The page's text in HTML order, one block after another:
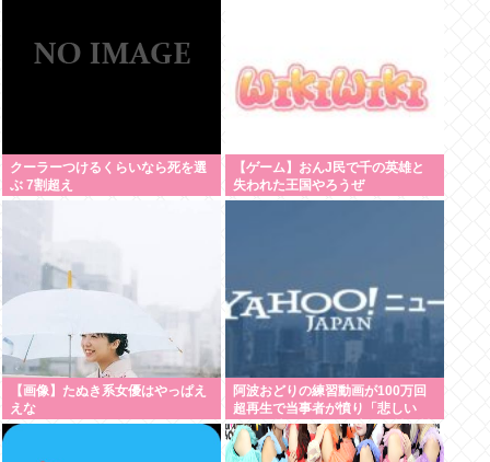
クーラーつけるくらいなら死を選
ぶ 7割超え
【ゲーム】おんJ民で千の英雄と
失われた王国やろうぜ
【画像】たぬき系女優はやっぱえ
えな
阿波おどりの練習動画が100万回
超再生で当事者が憤り「悲しい
し、気持ち悪い」 日本人男性の性
欲は異常